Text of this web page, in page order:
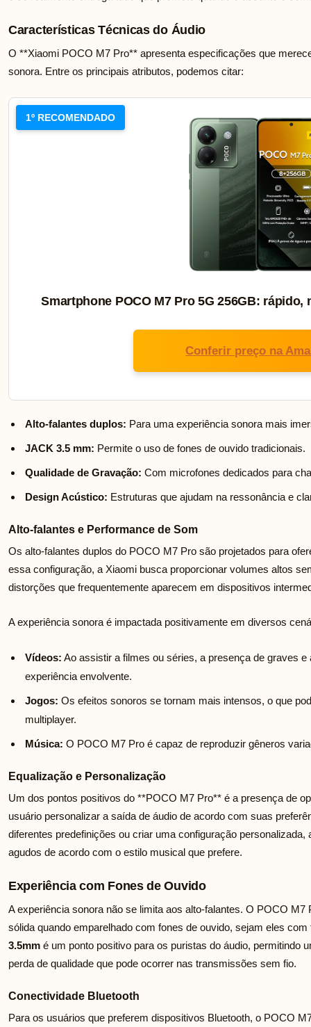
Características Técnicas do Áudio
O **Xiaomi POCO M7 Pro** apresenta especificações que
sonora. Entre os principais atributos, podemos citar:
1º RECOMENDADO
Smartphone POCO M7 Pro 5G 256GB:
Conferir preço na
Alto-falantes duplos: Para uma experiência sonora mais
JACK 3.5 mm: Permite o uso de fones de ouvido tradicionais.
Qualidade de Gravação: Com microfones dedicados para
Design Acústico: Estruturas que ajudam na ressonância e
Alto-falantes e Performance de Som
Os alto-falantes duplos do POCO M7 Pro são projetados para
essa configuração, a Xiaomi busca proporcionar volumes altos
distorções que frequentemente aparecem em dispositivos
A experiência sonora é impactada positivamente em diversos
Vídeos: Ao assistir a filmes ou séries, a presença de graves
experiência envolvente.
Jogos: Os efeitos sonoros se tornam mais intensos, o que
multiplayer.
Música: O POCO M7 Pro é capaz de reproduzir gêneros
Equalização e Personalização
Um dos pontos positivos do **POCO M7 Pro** é a presença de
usuário personalizar a saída de áudio de acordo com suas
diferentes predefinições ou criar uma configuração
agudos de acordo com o estilo musical que prefere.
Experiência com Fones de Ouvido
A experiência sonora não se limita aos alto-falantes. O POCO
sólida quando emparelhado com fones de ouvido, sejam eles
3.5mm é um ponto positivo para os puristas do áudio, permitindo
perda de qualidade que pode ocorrer nas transmissões sem fio.
Conectividade Bluetooth
Para os usuários que preferem dispositivos Bluetooth, o POCO